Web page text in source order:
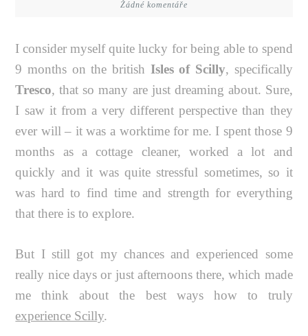
Žádné komentáře
I consider myself quite lucky for being able to spend
9 months on the british Isles of Scilly, specifically
Tresco, that so many are just dreaming about. Sure,
I saw it from a very different perspective than they
ever will – it was a worktime for me. I spent those 9
months as a cottage cleaner, worked a lot and
quickly and it was quite stressful sometimes, so it
was hard to find time and strength for everything
that there is to explore.
But I still got my chances and experienced some
really nice days or just afternoons there, which made
me think about the best ways how to truly
experience Scilly.